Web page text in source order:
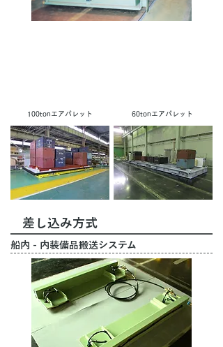
100tonエアパレット 60tonエアパレット
差し込み方式
船内 - 内装備品搬送システム